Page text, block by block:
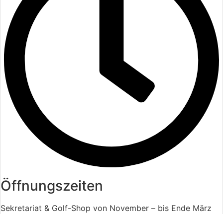
Kontakt
Golf-Club Harz e.V.
Am Breitenberg 107
D-38667 Bad Harzburg
Tel.: +49 (0) 53 22 – 67 37
Fax: +49 (0) 53 22 – 24 98
E-Mail: info@gcharz.de
Sekretariat
Öffnungszeiten
Sekretariat & Golf-Shop von November – bis Ende März